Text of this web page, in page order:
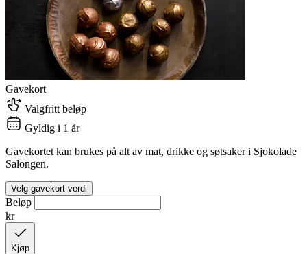
Gavekort
Valgfritt beløp
Gyldig i 1 år
Gavekortet kan brukes på alt av mat, drikke og søtsaker i Sjokolade
Salongen.
Velg gavekort verdi
Beløp
kr
Kjøp